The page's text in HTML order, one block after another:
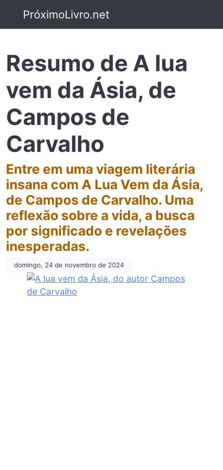
PróximoLivro.net
Resumo de A lua
vem da Ásia, de
Campos de
Carvalho
Entre em uma viagem literária
insana com A Lua Vem da Ásia,
de Campos de Carvalho. Uma
reflexão sobre a vida, a busca
por significado e revelações
inesperadas.
domingo, 24 de novembro de 2024